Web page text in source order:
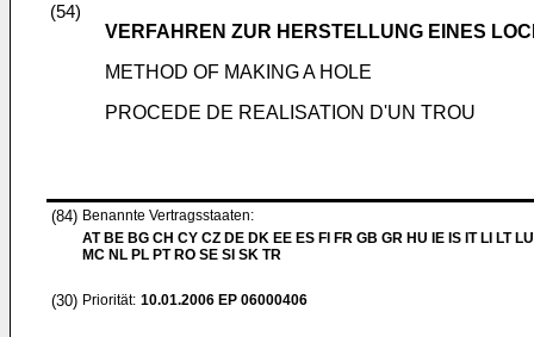
(54)
VERFAHREN ZUR HERSTELLUNG EINES
METHOD OF MAKING A HOLE
PROCEDE DE REALISATION D'UN TROU
(84) Benannte Vertragsstaaten:
AT BE BG CH CY CZ DE DK EE ES FI FR GB GR HU IE IS IT LI LT
MC NL PL PT RO SE SI SK TR
(30) Priorität: 10.01.2006 EP 06000406